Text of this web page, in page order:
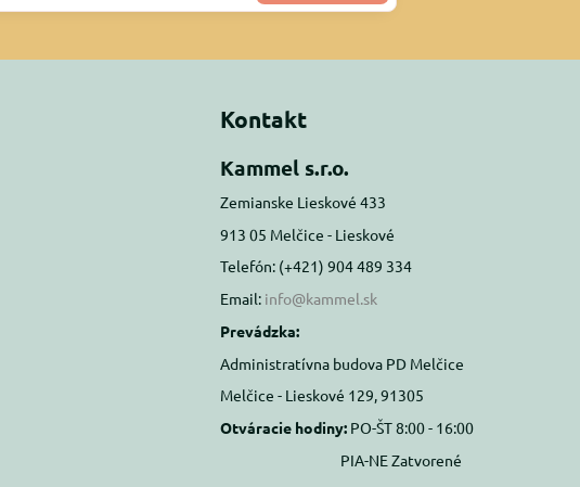
Kontakt
Kammel s.r.o.
Zemianske Lieskové 433
913 05 Melčice - Lieskové
Telefón: (+421) 904 489 334
Email: info@kammel.sk
Prevádzka:
Administratívna budova PD Melčice
Melčice - Lieskové 129, 91305
Otváracie hodiny: PO-ŠT 8:00 - 16:00
PIA-NE Zatvorené